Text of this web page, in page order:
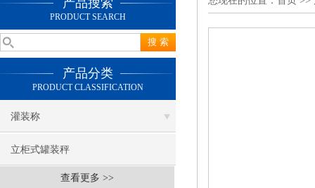
产品搜索
PRODUCT SEARCH
产品分类
PRODUCT CLASSIFICATION
灌装称
立柜式罐装秤
查看更多 >>